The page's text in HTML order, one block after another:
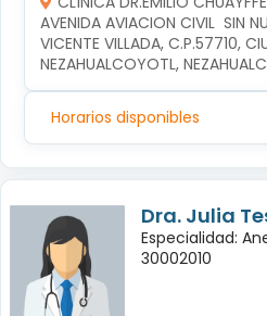
AVENIDA AVIACION CIVIL  SIN
VICENTE VILLADA, C.P.57710,
NEZAHUALCOYOTL,
Horarios disponibles
Dra. Julia
Especialidad:
30002010